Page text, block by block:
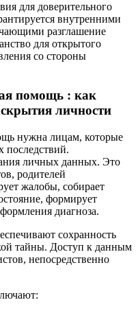
для доверительного
внутренними
разглашение
для открытого
со стороны
помощь : как
личности
нужна лицам, которые
последствий.
личных данных. Это
родителей
жалобы, собирает
формирует
диагноза.
сохранность
тайны. Доступ к данным
непосредственно